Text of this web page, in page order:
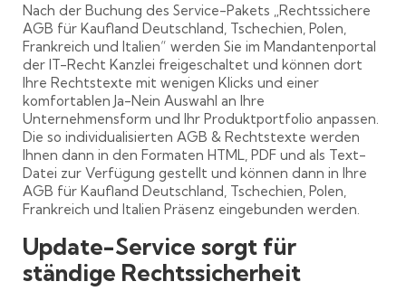
Nach der Buchung des Service-Pakets „Rechtssichere
AGB für Kaufland Deutschland, Tschechien, Polen,
Frankreich und Italien“ werden Sie im Mandantenportal
der IT-Recht Kanzlei freigeschaltet und können dort
Ihre Rechtstexte mit wenigen Klicks und einer
komfortablen Ja-Nein Auswahl an Ihre
Unternehmensform und Ihr Produktportfolio anpassen.
Die so individualisierten AGB & Rechtstexte werden
Ihnen dann in den Formaten HTML, PDF und als Text-
Datei zur Verfügung gestellt und können dann in Ihre
AGB für Kaufland Deutschland, Tschechien, Polen,
Frankreich und Italien Präsenz eingebunden werden.
Update-Service sorgt für
ständige Rechtssicherheit